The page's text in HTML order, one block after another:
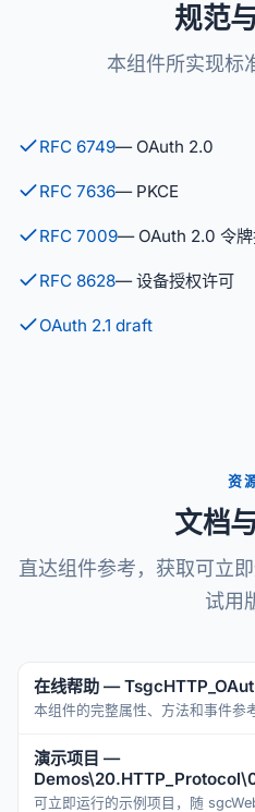
规范
本组件所实现标
RFC 6749— OAuth 2.0
RFC 7636— PKCE
RFC 7009— OAuth 2.0 令牌
RFC 8628— 设备授权许可
OAuth 2.1 draft
资
文档
直达组件参考，获取可立
试用
在线帮助 —
本组件的完整属性、方法和事件参
演示项目 —
可立即运行的示例项目，随